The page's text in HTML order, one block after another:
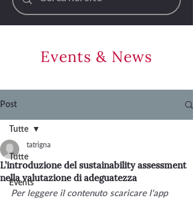
Events & News
Post
Tutte
Events
Tutte
L’introduzione del sustainability assessment
nella valutazione di adeguatezza
tatrigna
Per leggere il contenuto scaricare l'app